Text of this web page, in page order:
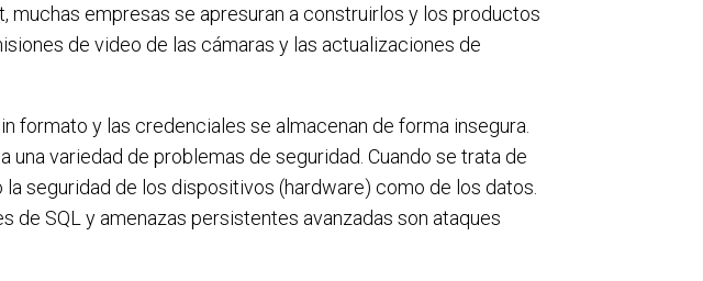
muchas empresas se apresuran a construirlos y los productos
de video de las cámaras y las actualizaciones de
formato y las credenciales se almacenan de forma insegura.
variedad de problemas de seguridad. Cuando se trata de
seguridad de los dispositivos (hardware) como de los datos.
SQL y amenazas persistentes avanzadas son ataques